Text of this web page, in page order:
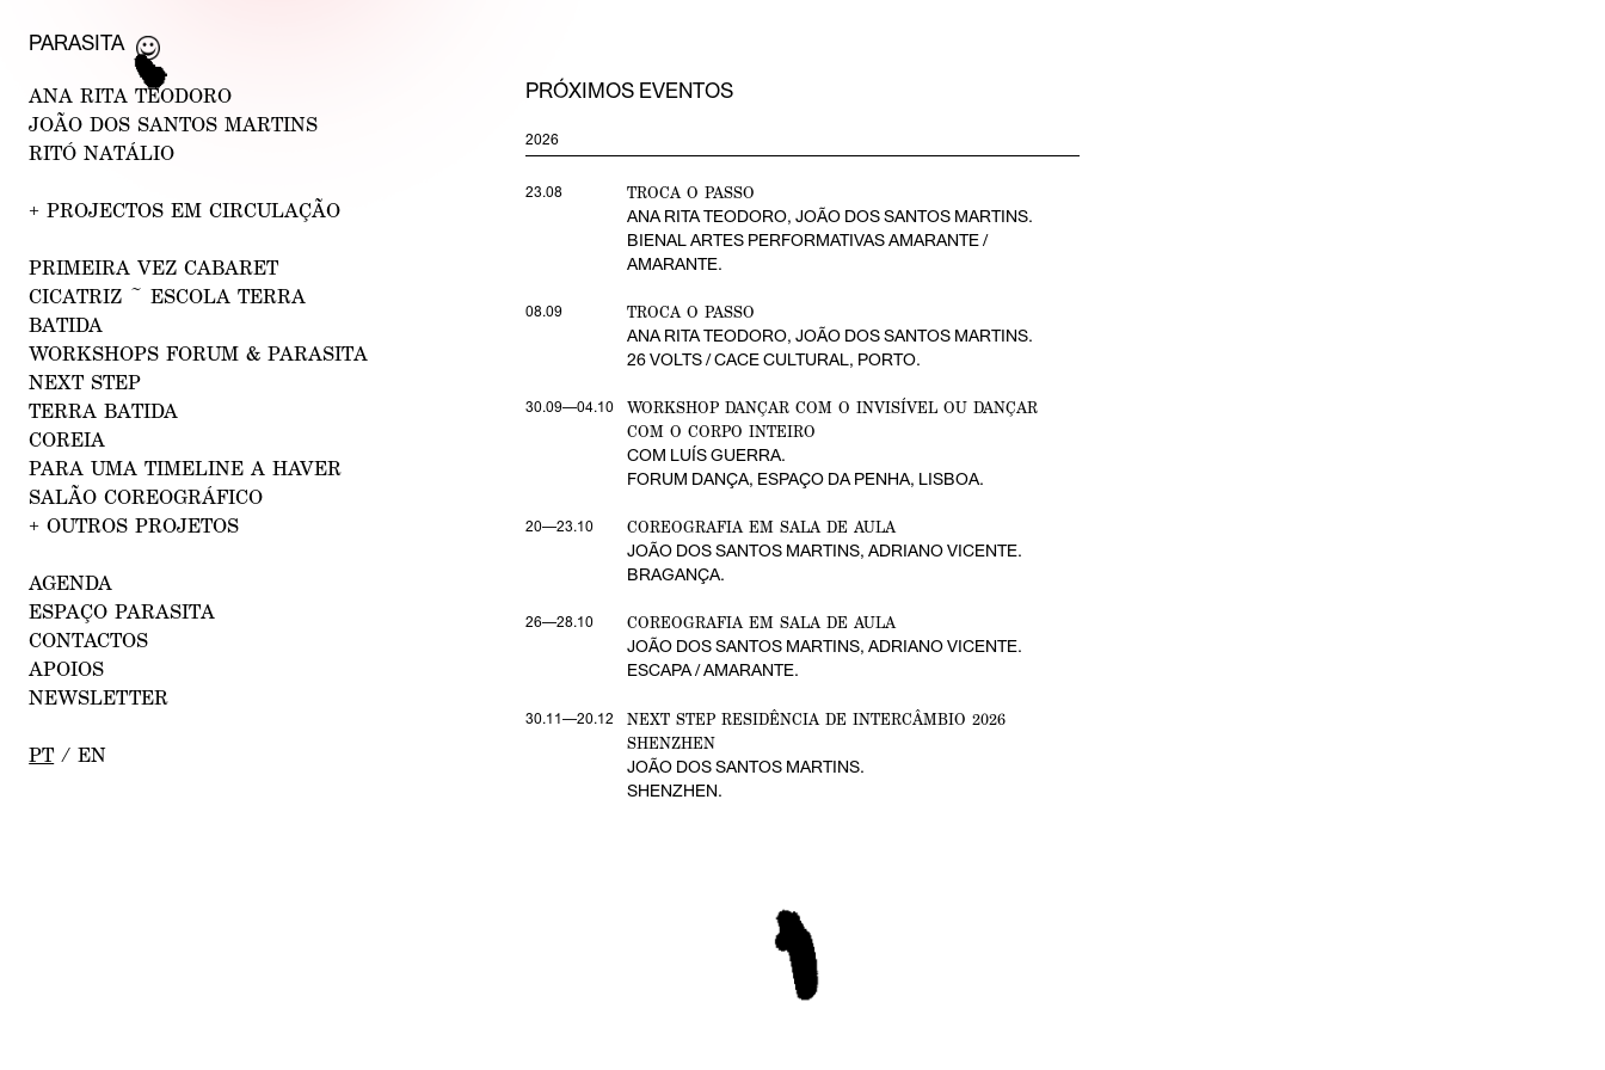
PARASITA
ANA RITA TEODORO
JOÃO DOS SANTOS MARTINS
RITÓ NATÁLIO
+ PROJECTOS EM CIRCULAÇÃO
PRIMEIRA VEZ CABARET
CICATRIZ ~ ESCOLA TERRA
BATIDA
WORKSHOPS FORUM & PARASITA
NEXT STEP
TERRA BATIDA
COREIA
PARA UMA TIMELINE A HAVER
SALÃOCOREOGRÁFICO
+ OUTROS PROJETOS
AGENDA
ESPAÇO PARASITA
CONTACTOS
APOIOS
NEWSLETTER
PT /EN
PRÓXIMOS EVENTOS
2026
23.08
TROCA O PASSO
ANA RITA TEODORO, JOÃO DOS SANTOS MARTINS.
BIENAL ARTES PERFORMATIVAS AMARANTE /
AMARANTE.
08.09
TROCA O PASSO
ANA RITA TEODORO, JOÃO DOS SANTOS MARTINS.
26 VOLTS / CACE CULTURAL, PORTO.
30.09—04.10
WORKSHOP DANÇAR COM O INVISÍVEL OU DANÇAR
COM O CORPO INTEIRO
COM LUÍS GUERRA.
FORUM DANÇA, ESPAÇO DA PENHA, LISBOA.
20—23.10
COREOGRAFIA EM SALA DE AULA
JOÃO DOS SANTOS MARTINS, ADRIANO VICENTE.
BRAGANÇA.
26—28.10
COREOGRAFIA EM SALA DE AULA
JOÃO DOS SANTOS MARTINS, ADRIANO VICENTE.
ESCAPA / AMARANTE.
30.11—20.12
NEXT STEP RESIDÊNCIA DE INTERCÂMBIO 2026
SHENZHEN
JOÃO DOS SANTOS MARTINS.
SHENZHEN.